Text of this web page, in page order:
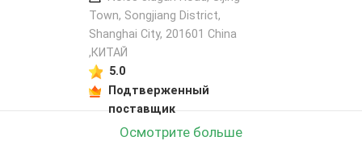
Town, Songjiang District,
Shanghai City, 201601 China
,КИТАЙ
5.0
Подтверженный
поставщик
Осмотрите больше